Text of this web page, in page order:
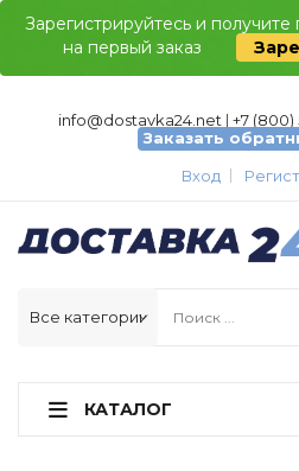
Зарегистрируйтесь и
на первый заказ
info@dostavka24.net | +7 (800)
Заказать
Вход
КАТАЛОГ